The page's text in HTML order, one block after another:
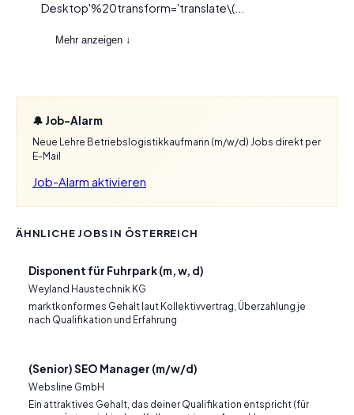
Desktop'%20transform='translate\(...
Mehr anzeigen ↓
🔔 Job-Alarm
Neue Lehre Betriebslogistikkaufmann (m/w/d) Jobs direkt per
E-Mail
Job-Alarm aktivieren
ÄHNLICHE JOBS IN ÖSTERREICH
Disponent für Fuhrpark (m, w, d)
Weyland Haustechnik KG
marktkonformes Gehalt laut Kollektivvertrag, Überzahlung je
nach Qualifikation und Erfahrung
(Senior) SEO Manager (m/w/d)
Websline GmbH
Ein attraktives Gehalt, das deiner Qualifikation entspricht (für